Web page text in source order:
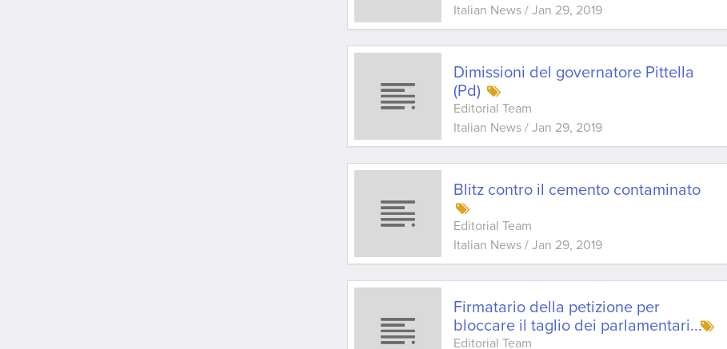
Italian News /Jan 29, 2019
Dimissioni del governatore Pittella
(Pd)
Editorial Team
Italian News /Jan 29, 2019
Blitz contro il cemento contaminato
Editorial Team
Italian News /Jan 29, 2019
Firmatario della petizione per
bloccare il taglio dei parlamentari...
Editorial Team